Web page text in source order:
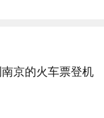
京的火车票登机